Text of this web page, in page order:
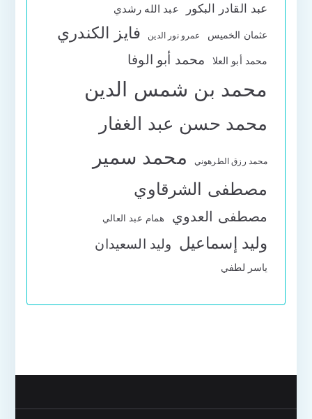
عبد القادر البكور عبد الله رشدي
عثمان الخميس عمرو نور الدين فايز الكندري
محمد أبو العلا محمد أبو الوفا
محمد بن شمس الدين
محمد حسن عبد الغفار
محمد رزق الطرهوني محمد سمير
مصطفى الشرقاوي
مصطفى العدوي همام عبد العالي
وليد إسماعيل وليد السعيدان
ياسر لطفي